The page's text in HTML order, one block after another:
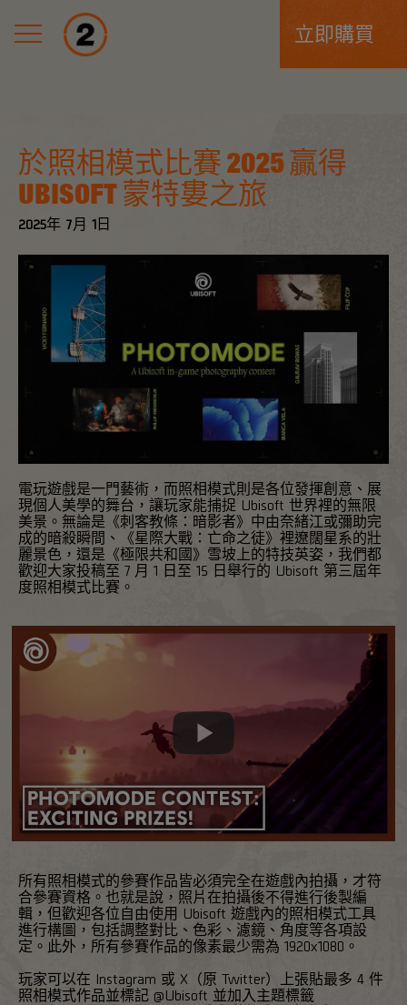
立即購買
2025年 7月 1日
於照相模式比賽 2025 贏得
UBISOFT 蒙特婁之旅
電玩遊戲是一門藝術，而照相模式則是各位發揮創意、展
現個人美學的舞台，讓玩家能捕捉 Ubisoft 世界裡的無限
美景。無論是《刺客教條：暗影者》中由奈緒江或彌助完
成的暗殺瞬間、《星際大戰：亡命之徒》裡遼闊星系的壯
麗景色，還是《極限共和國》雪坡上的特技英姿，我們都
歡迎大家投稿至 7 月 1 日至 15 日舉行的 Ubisoft 第三屆年
度照相模式比賽。
所有照相模式的參賽作品皆必須完全在遊戲內拍攝，才符
合參賽資格。也就是說，照片在拍攝後不得進行後製編
輯，但歡迎各位自由使用 Ubisoft 遊戲內的照相模式工具
進行構圖，包括調整對比、色彩、濾鏡、角度等各項設
定。此外，所有參賽作品的像素最少需為 1920x1080。
玩家可以在 Instagram 或 X（原 Twitter）上張貼最多 4 件
照相模式作品並標記 @Ubisoft 並加入主題標籤